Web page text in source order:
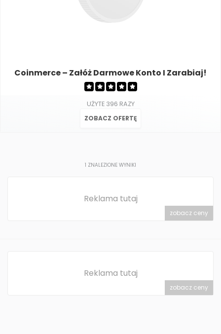
Coinmerce – Załóż Darmowe Konto I Zarabiaj!
UŻYTE 396 RAZY
ZOBACZ OFERTĘ
1 ZNALEZIONE WYNIKI
Reklama tutaj
zobacz ceny
Reklama tutaj
zobacz ceny